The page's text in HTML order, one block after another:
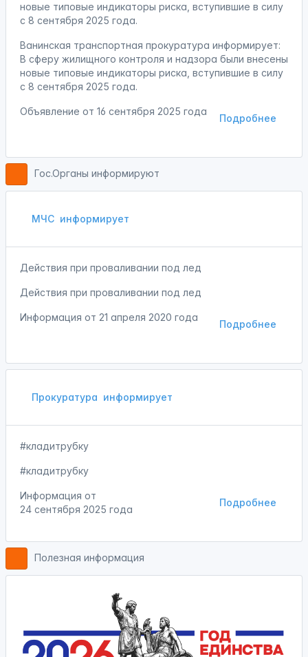
новые типовые индикаторы риска, вступившие в силу
с 8 сентября 2025 года.
Ванинская транспортная прокуратура информирует:
В сферу жилищного контроля и надзора были внесены
новые типовые индикаторы риска, вступившие в силу
с 8 сентября 2025 года.
Подробнее
Объявление от 16 сентября 2025 года
Гос.Органы информируют
МЧС информирует
Действия при проваливании под лед
Действия при проваливании под лед
Подробнее
Информация от 21 апреля 2020 года
Прокуратура информирует
#кладитрубку
#кладитрубку
Подробнее
Информация от
24 сентября 2025 года
Полезная информация